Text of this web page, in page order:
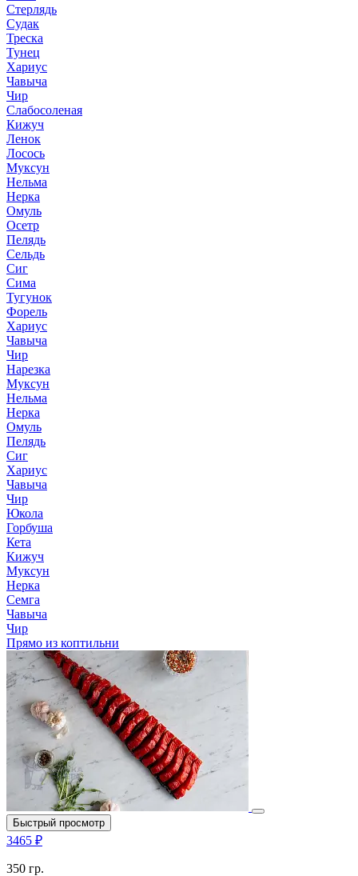
Стерлядь
Судак
Треска
Тунец
Хариус
Чавыча
Чир
Слабосоленая
Кижуч
Ленок
Лосось
Муксун
Нельма
Нерка
Омуль
Осетр
Пелядь
Сельдь
Сиг
Сима
Тугунок
Форель
Хариус
Чавыча
Чир
Нарезка
Муксун
Нельма
Нерка
Омуль
Пелядь
Сиг
Хариус
Чавыча
Чир
Юкола
Горбуша
Кета
Кижуч
Муксун
Нерка
Семга
Чавыча
Чир
Прямо из коптильни
Быстрый просмотр
3465 ₽
350 гр.